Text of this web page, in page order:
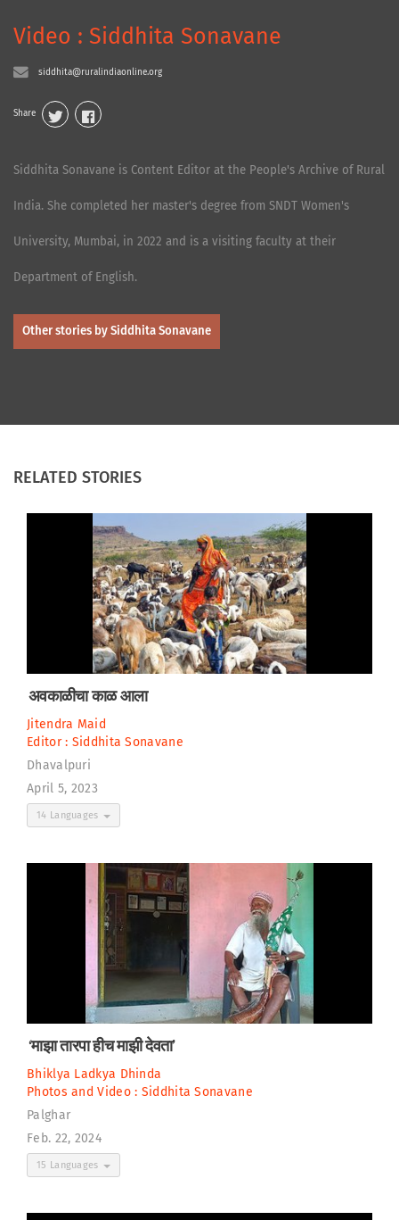
Video : Siddhita Sonavane
siddhita@ruralindiaonline.org
Share
Siddhita Sonavane is Content Editor at the People's Archive of Rural
India. She completed her master's degree from SNDT Women's
University, Mumbai, in 2022 and is a visiting faculty at their
Department of English.
Other stories by Siddhita Sonavane
RELATED STORIES
अवकाळीचा काळ आला
Jitendra Maid
Editor : Siddhita Sonavane
Dhavalpuri
April 5, 2023
14 Languages
‘माझा तारपा हीच माझी देवता’
Bhiklya Ladkya Dhinda
Photos and Video : Siddhita Sonavane
Palghar
Feb. 22, 2024
15 Languages